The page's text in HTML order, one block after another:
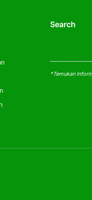
Search
*Temukan